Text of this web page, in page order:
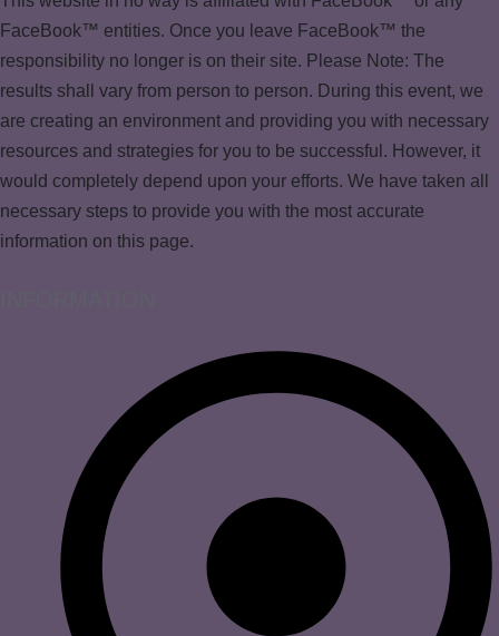
FaceBook™ entities. Once you leave FaceBook™ the
responsibility no longer is on their site. Please Note: The
results shall vary from person to person. During this event, we
are creating an environment and providing you with necessary
resources and strategies for you to be successful. However, it
would completely depend upon your efforts. We have taken all
necessary steps to provide you with the most accurate
information on this page.